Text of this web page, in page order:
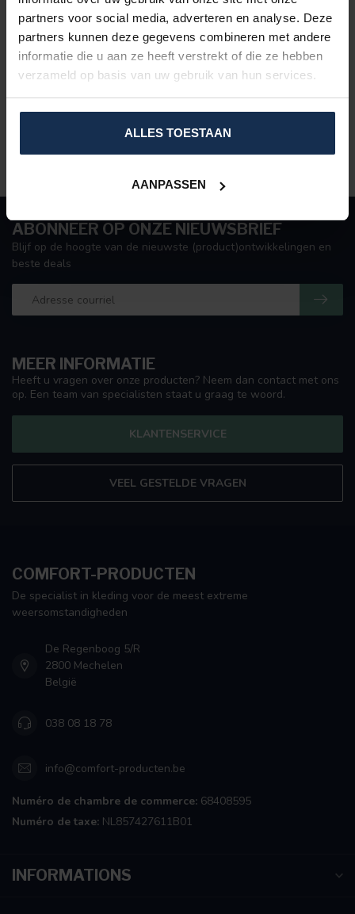
partners voor social media, adverteren en analyse. Deze
partners kunnen deze gegevens combineren met andere
informatie die u aan ze heeft verstrekt of die ze hebben
verzameld op basis van uw gebruik van hun services.
ALLES TOESTAAN
AANPASSEN
MEER INFORMATIE
Heeft u vragen over onze producten? Neem dan contact met ons
op. Een team van specialisten staat u graag te woord.
KLANTENSERVICE
VEEL GESTELDE VRAGEN
ABONNEER OP ONZE NIEUWSBRIEF
Blijf op de hoogte van de nieuwste (product)ontwikkelingen en
beste deals
COMFORT-PRODUCTEN
De specialist in kleding voor de meest extreme
weersomstandigheden
De Regenboog 5/R
2800 Mechelen
België
038 08 18 78
info@comfort-producten.be
Numéro de chambre de commerce: 68408595
Numéro de taxe: NL857427611B01
INFORMATIONS